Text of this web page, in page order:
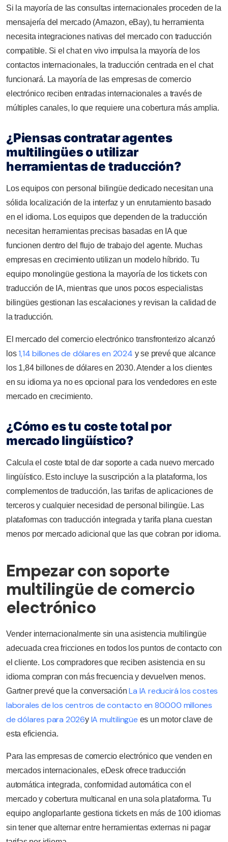
Si la mayoría de las consultas internacionales proceden de la
mensajería del mercado (Amazon, eBay), tu herramienta
necesita integraciones nativas del mercado con traducción
compatible. Si el chat en vivo impulsa la mayoría de los
contactos internacionales, la traducción centrada en el chat
funcionará. La mayoría de las empresas de comercio
electrónico reciben entradas internacionales a través de
múltiples canales, lo que requiere una cobertura más amplia.
¿Piensas contratar agentes
multilingües o utilizar
herramientas de traducción?
Los equipos con personal bilingüe dedicado necesitan una
sólida localización de la interfaz y un enrutamiento basado
en el idioma. Los equipos que dependen de la traducción
necesitan herramientas precisas basadas en IA que
funcionen dentro del flujo de trabajo del agente. Muchas
empresas en crecimiento utilizan un modelo híbrido. Tu
equipo monolingüe gestiona la mayoría de los tickets con
traducción de IA, mientras que unos pocos especialistas
bilingües gestionan las escalaciones y revisan la calidad de
la traducción.
El mercado del comercio electrónico transfronterizo alcanzó
los 1,14 billones de dólares en 2024 y se prevé que alcance
los 1,84 billones de dólares en 2030. Atender a los clientes
en su idioma ya no es opcional para los vendedores en este
mercado en crecimiento.
¿Cómo es tu coste total por
mercado lingüístico?
Calcula el coste total de dar soporte a cada nuevo mercado
lingüístico. Esto incluye la suscripción a la plataforma, los
complementos de traducción, las tarifas de aplicaciones de
terceros y cualquier necesidad de personal bilingüe. Las
plataformas con traducción integrada y tarifa plana cuestan
menos por mercado adicional que las que cobran por idioma.
Empezar con soporte
multilingüe de comercio
electrónico
Vender internacionalmente sin una asistencia multilingüe
adecuada crea fricciones en todos los puntos de contacto con
el cliente. Los compradores que reciben asistencia en su
idioma compran con más frecuencia y devuelven menos.
Gartner prevé que la conversaciónLa IA reducirá los costes
laborales de los centros de contacto en 80.000 millones
de dólares para 2026y IA multilingüe es un motor clave de
esta eficiencia.
Para las empresas de comercio electrónico que venden en
mercados internacionales, eDesk ofrece traducción
automática integrada, conformidad automática con el
mercado y cobertura multicanal en una sola plataforma. Tu
equipo angloparlante gestiona tickets en más de 100 idiomas
sin tener que alternar entre herramientas externas ni pagar